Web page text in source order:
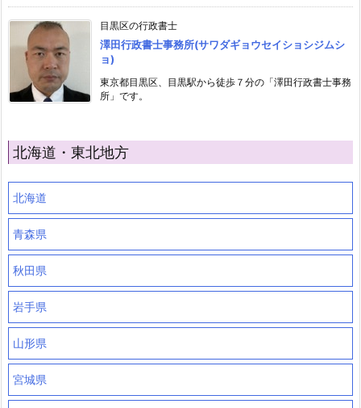
目黒区の行政書士
澤田行政書士事務所(サワダギョウセイショシジムシ
ョ)
東京都目黒区、目黒駅から徒歩７分の「澤田行政書士事務
所」です。
北海道・東北地方
北海道
青森県
秋田県
岩手県
山形県
宮城県